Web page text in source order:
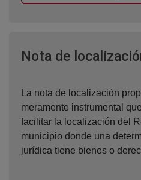
Nota de
La nota de localización
meramente instrumental
facilitar la localización del
municipio donde una
jurídica tiene bienes o